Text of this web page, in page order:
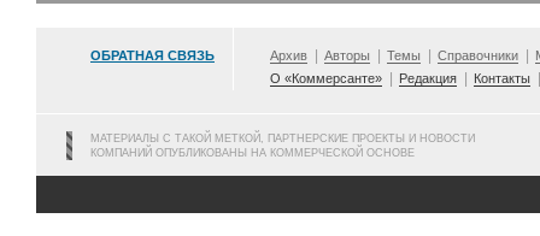
ОБРАТНАЯ СВЯЗЬ Архив Авторы Темы Справочники
О «Коммерсанте»
Редакция Контакты
МАТЕРИАЛЫ С ТАКОЙ МЕТКОЙ, ПАРТНЕРСКИЕ ПРОЕКТЫ И НОВОСТИ
КОМПАНИЙ ОПУБЛИКОВАНЫ НА КОММЕРЧЕСКОЙ ОСНОВЕ